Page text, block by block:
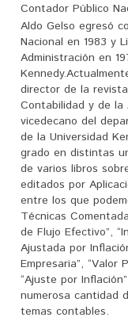
Contador Público
Aldo Gelso egresó
Nacional en 1983 y
Administración en
director de la
Contabilidad y de la
vicedecano del
de la Universidad
grado en distintas
de varios libros
editados por
entre los que
Técnicas
de Flujo Efectivo”,
Ajustada por
Empresaria”, “Valor
“Ajuste por
numerosa cantidad
temas contables.